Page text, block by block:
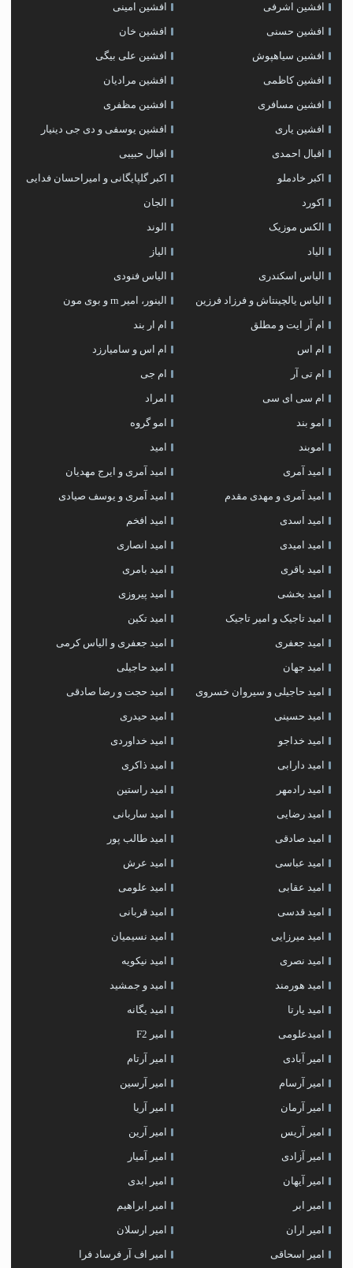
افشین اشرفی افشین امینی
افشین حسنی افشین خان
افشین سیاهپوش افشین علی بیگی
افشین کاظمی افشین مرادیان
افشین مسافری افشین مظفری
افشین یاری افشین یوسفی و دی جی دینیار
اقبال احمدی اقبال حبیبی
اکبر خادملو اکبر گلپایگانی و امیراحسان فدایی
اکورد الجان
الکس موزیک الوند
الیاد الیاز
الیاس اسکندری الیاس فنودی
الیاس یالچینتاش و فرزاد فرزین الینور، امیر rn و بوی مون
ام آر ایت و مطلق ام‌ ار بند
ام اس ام اس و سامیارزد
ام تی آر ام جی
ام سی ای سی امراد
امو بند امو گروه
اموبند امید
امید آمری امید آمری و ایرج مهدیان
امید آمری و مهدی مقدم امید آمری و یوسف صیادی
امید اسدی امید افخم
امید امیدی امید انصاری
امید باقری امید بامری
امید بخشی امید پیروزی
امید تاجیک و امیر تاجیک امید تکین
امید جعفری امید جعفری و الیاس کرمی
امید جهان امید حاجیلی
امید حاجیلی و سیروان خسروی امید حجت و رضا صادقی
امید حسینی امید حیدری
امید خداجو امید خداوردی
امید دارابی امید ذاکری
امید رادمهر امید راستین
امید رضایی امید ساربانی
امید صادقی امید طالب پور
امید عباسی امید عرش
امید عقابی امید علومی
امید قدسی امید قربانی
امید میرزایی امید نسیمیان
امید نصری امید نیکویه
امید هورمند امید و جمشید
امید یارتا امید یگانه
امیدعلومی امیر F2
امیر آبادی امیر آرتام
امیر آرسام امیر آرسین
امیر آرمان امیر آریا
امیر آریس امیر آرین
امیر آزادی امیر آمیار
امیر آیهان امیر ابدی
امیر ابر امیر ابراهیم
امیر اران امیر ارسلان
امیر اسحاقی امیر اف آر فرساد فرا